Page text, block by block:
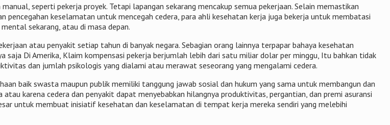
seperti pekerja proyek. Tetapi lapangan sekarang mencakup semua pekerjaan. Selain memastikan
keselamatan untuk mencegah cedera, para ahli kesehatan kerja juga bekerja untuk membatasi
sekarang, atau di masa depan.
atau penyakit setiap tahun di banyak negara. Sebagian orang lainnya terpapar bahaya kesehatan
saja Di Amerika, Klaim kompensasi pekerja berjumlah lebih dari satu miliar dolar per minggu, Itu bahkan tidak
dan jumlah psikologis yang dialami atau merawat seseorang yang mengalami cedera.
baik swasta maupun publik memiliki tanggung jawab sosial dan hukum yang sama untuk membangun dan
karena cedera dan penyakit dapat menyebabkan hilangnya produktivitas, pergantian, dan premi asuransi
untuk membuat inisiatif kesehatan dan keselamatan di tempat kerja mereka sendiri yang melebihi